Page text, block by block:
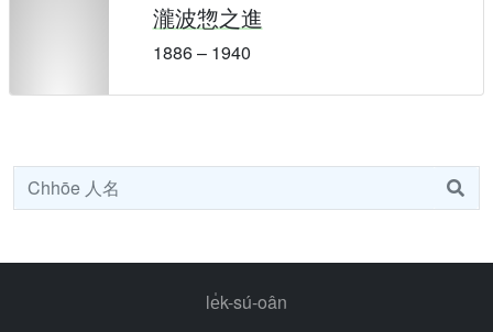
瀧波惣之進
1886 – 1940
le̍k-sú-oân